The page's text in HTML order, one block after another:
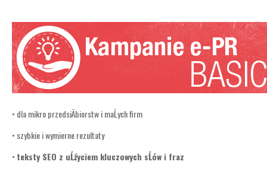
• dla mikro przedsiÄbiorstw i maĹych firm
• szybkie i wymierne rezultaty
• teksty SEO z uĹźyciem kluczowych sĹów i fraz